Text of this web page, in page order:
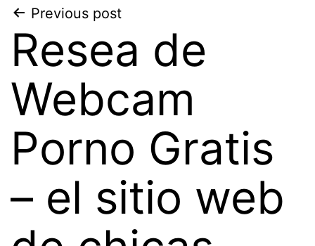
Post
navigation
Previous post
Resea de
Webcam
Porno Gratis
– el sitio web